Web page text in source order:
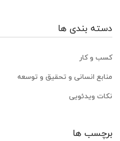
دسته بندی ها
کسب و کار
منابع انسانی و تحقیق و توسعه
نکات ویدئویی
برچسب ها